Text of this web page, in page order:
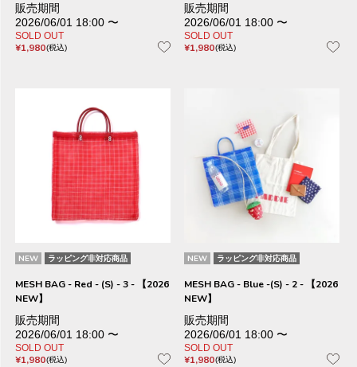
販売期間
2026/06/01 18:00 〜
SOLD OUT
¥1,980 税込
販売期間
2026/06/01 18:00 〜
SOLD OUT
¥1,980 税込
NEW ラッピング非対応商品
MESH BAG - Red - (S) - 3 - 【2026
NEW】
販売期間
2026/06/01 18:00 〜
SOLD OUT
¥1,980 税込
NEW ラッピング非対応商品
MESH BAG - Blue -(S) - 2 - 【2026
NEW】
販売期間
2026/06/01 18:00 〜
SOLD OUT
¥1,980 税込